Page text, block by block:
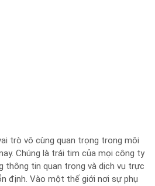
trò vô cùng quan trọng trong môi
Chúng là trái tim của mọi công ty
thông tin quan trọng và dịch vụ trực
định. Vào một thế giới nơi sự phụ